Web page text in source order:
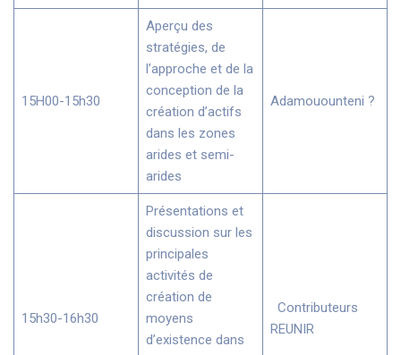
15H00-15h30
Aperçu des
stratégies, de
l’approche et de la
conception de la
création d’actifs
dans les zones
arides et semi-
arides
Adamouounteni ?
15h30-16h30
Présentations et
discussion sur les
principales
activités de
création de
moyens
d’existence dans
Contributeurs
REUNIR